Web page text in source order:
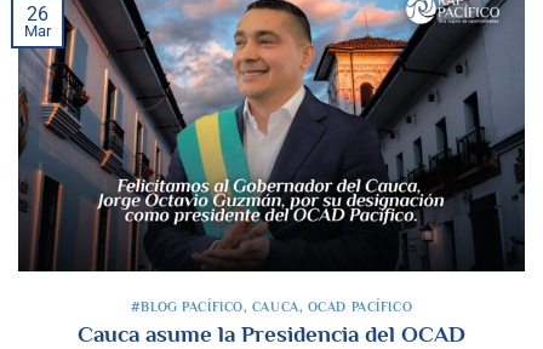
26
Mar
#BLOG PACÍFICO, CAUCA, OCAD PACÍFICO
Cauca asume la Presidencia del OCAD